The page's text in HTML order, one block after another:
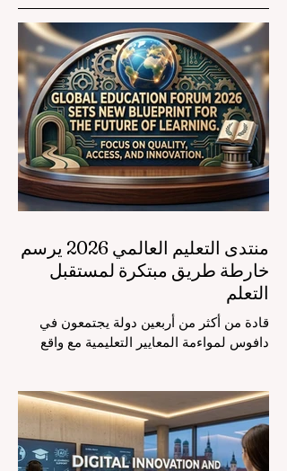
منتدى التعليم العالمي 2026 يرسم
خارطة طريق مبتكرة لمستقبل
التعلم
قادة من أكثر من أربعين دولة يجتمعون في
دافوس لمواءمة المعايير التعليمية مع واقع
مشهد #التعليم_العالمي تحولاً جذرياً وتاريخياً.
في الرابع من أغسطس 2026، توافد خبراء
دوليون وصناع قرار ومبتكرون في مجال
#تكنولوجيا_التعليم إلى مركز المؤتمرات في